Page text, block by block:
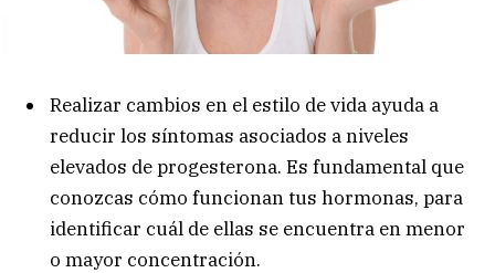
Realizar cambios en el estilo de vida ayuda a
reducir los síntomas asociados a niveles
elevados de progesterona. Es fundamental que
conozcas cómo funcionan tus hormonas, para
identificar cuál de ellas se encuentra en menor
o mayor concentración.